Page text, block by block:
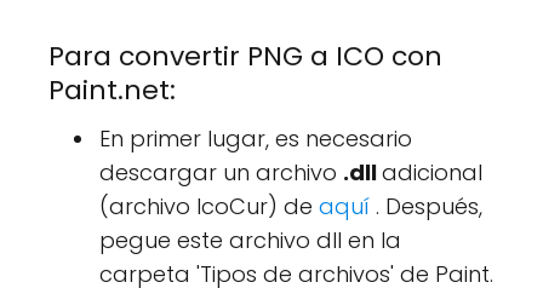
Para convertir PNG a ICO con
Paint.net:
En primer lugar, es necesario
descargar un archivo .dlladicional
(archivo IcoCur) de aquí . Después,
pegue este archivo dll en la
carpeta 'Tipos de archivos' de Paint.